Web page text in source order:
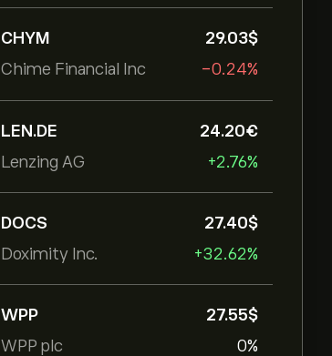
CHYM
Chime Financial Inc
29.03‎$‎
-0.24%
LEN.DE
Lenzing AG
24.20‎€‎
+2.76%
DOCS
Doximity Inc.
27.40‎$‎
+32.62%
WPP
WPP plc
27.55‎$‎
0%